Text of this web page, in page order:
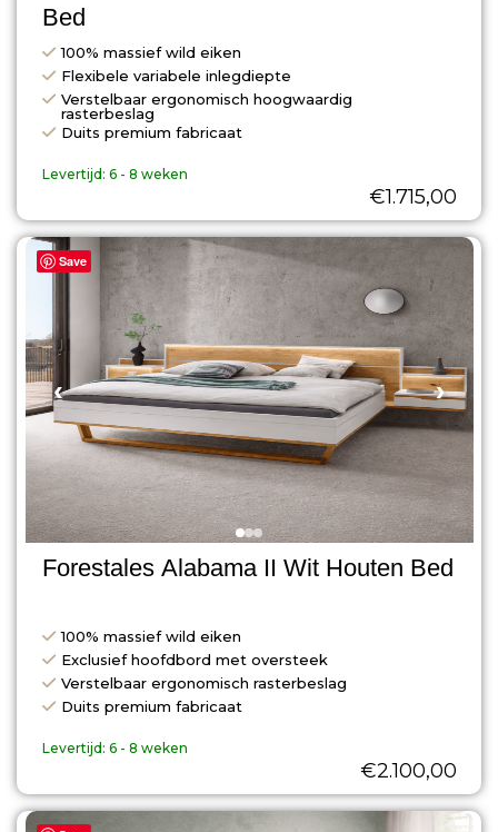
Bed
100% massief wild eiken
Flexibele variabele inlegdiepte
Verstelbaar ergonomisch hoogwaardig
rasterbeslag
Duits premium fabricaat
€1.715,00
Levertijd: 6 - 8 weken
Save
‹ ›
Forestales Alabama II Wit Houten Bed
100% massief wild eiken
Exclusief hoofdbord met oversteek
Verstelbaar ergonomisch rasterbeslag
Duits premium fabricaat
€2.100,00
Levertijd: 6 - 8 weken